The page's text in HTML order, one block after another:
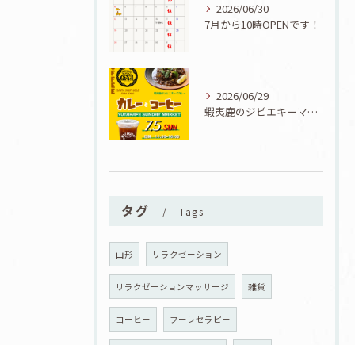
2026/06/30
7月から10時OPENです！
2026/06/29
蝦夷鹿のジビエキーマカレーが食べられる7/5『カレーとコーヒーと七夕』開催！
タグ Tags
山形 リラクゼーション
リラクゼーションマッサージ 雑貨
コーヒー フーレセラピー